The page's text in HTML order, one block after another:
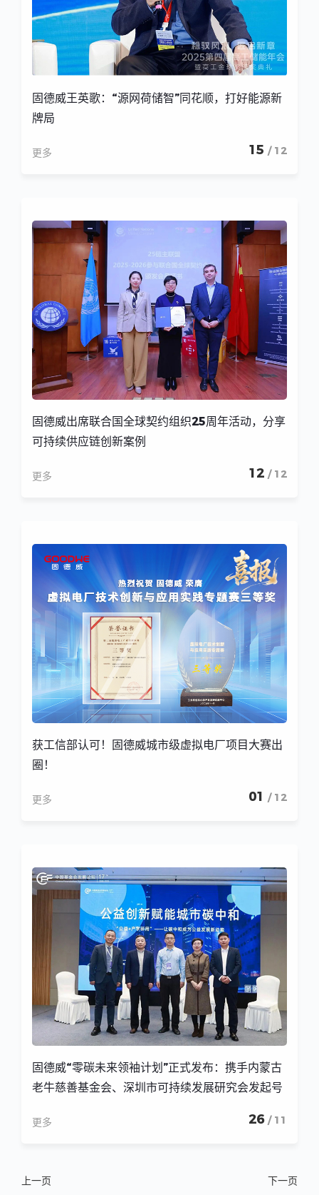
固德威王英歌：“源网荷储智”同花顺，打好能源新
牌局
更多 15 / 12
固德威出席联合国全球契约组织25周年活动，分享
可持续供应链创新案例
更多 12 / 12
获工信部认可！固德威城市级虚拟电厂项目大赛出
圈！
更多 01 / 12
固德威“零碳未来领袖计划”正式发布：携手内蒙古
老牛慈善基金会、深圳市可持续发展研究会发起号
更多 26 / 11
上一页 下一页